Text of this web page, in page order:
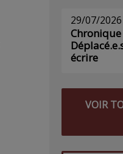
29/07/2026
Chronique
écrire
VOIR